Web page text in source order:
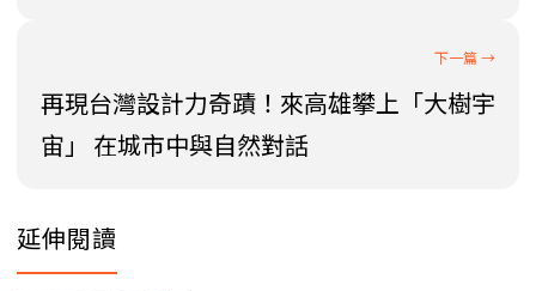
再現台灣設計力奇蹟！來高雄攀上「大樹宇
宙」 在城市中與自然對話
延伸閱讀